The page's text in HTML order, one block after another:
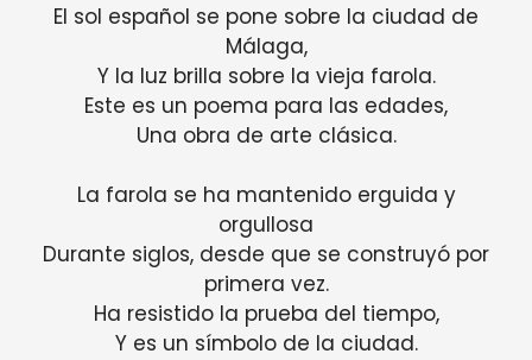
El sol español se pone sobre la ciudad de
Málaga,
Y la luz brilla sobre la vieja farola.
Este es un poema para las edades,
Una obra de arte clásica.
La farola se ha mantenido erguida y
orgullosa
Durante siglos, desde que se construyó por
primera vez.
Ha resistido la prueba del tiempo,
Y es un símbolo de la ciudad.